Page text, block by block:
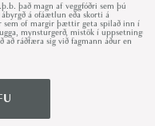
það magn af veggfóðri sem þú
á ofáætlun eða skorti á
sem of margir þættir geta spilað inn í
mynsturgerð, mistök í uppsetningu
ráðfæra sig við fagmann áður en